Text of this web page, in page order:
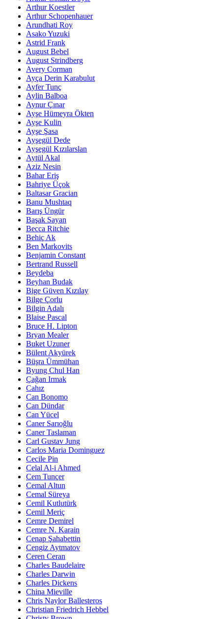
Arthur Koestler
Arthur Schopenhauer
Arundhati Roy
Asako Yuzuki
Astrid Frank
August Bebel
August Strindberg
Avery Corman
Ayça Derin Karabulut
Ayfer Tunç
Aylin Balboa
Aynur Çınar
Ayşe Hümeyra Ökten
Ayşe Kulin
Ayşe Şasa
Ayşegül Dede
Ayşegül Kızılarslan
Aytül Akal
Aziz Nesin
Bahar Eriş
Bahriye Üçok
Baltasar Gracian
Banu Mushtaq
Barış Üngür
Başak Sayan
Becca Ritchie
Behiç Ak
Ben Markovits
Benjamin Constant
Bertrand Russell
Beydeba
Beyhan Budak
Bige Güven Kızılay
Bilge Çorlu
Bilgin Adalı
Blaise Pascal
Bruce H. Lipton
Bryan Mealer
Buket Uzuner
Bülent Akyürek
Büşra Ümmühan
Byung Chul Han
Çağan Irmak
Cahız
Can Bonomo
Can Dündar
Can Yücel
Caner Sarıoğlu
Caner Taslaman
Carl Gustav Jung
Carlos Maria Dominguez
Cecile Pin
Celal Al-i Ahmed
Cem Tunçer
Cemal Altun
Cemal Süreya
Cemil Kutlutürk
Cemil Meriç
Cemre Demirel
Cemre N. Karain
Cenap Şahabettin
Cengiz Aytmatov
Ceren Ceran
Charles Baudelaire
Charles Darwin
Charles Dickens
China Mieville
Chris Naylor Ballesteros
Christian Friedrich Hebbel